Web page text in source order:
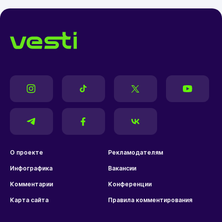
О проекте Рекламодателям
Инфографика Вакансии
Комментарии Конференции
Карта сайта Правила комментирования